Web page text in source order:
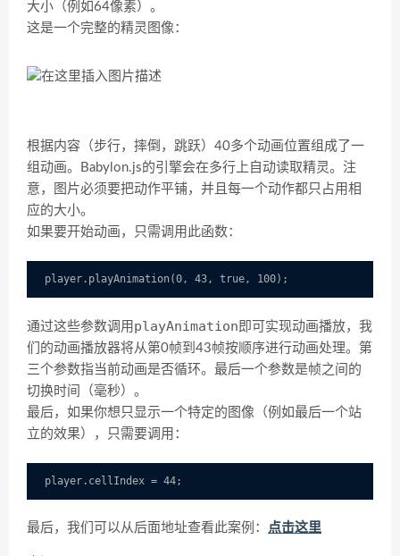
大小（例如64像素）。
这是一个完整的精灵图像：
根据内容（步行，摔倒，跳跃）40多个动画位置组成了一
组动画。Babylon.js的引擎会在多行上自动读取精灵。注
意，图片必须要把动作平铺，并且每一个动作都只占用相
应的大小。
如果要开始动画，只需调用此函数：
通过这些参数调用 playAnimation 即可实现动画播放，我
们的动画播放器将从第0帧到43帧按顺序进行动画处理。第
三个参数指当前动画是否循环。最后一个参数是帧之间的
切换时间（毫秒）。
最后，如果你想只显示一个特定的图像（例如最后一个站
立的效果），只需要调用：
最后，我们可以从后面地址查看此案例： 点击这里